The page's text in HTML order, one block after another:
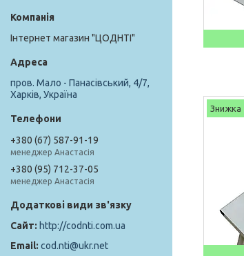
Інтернет магазин "ЦОДНТІ"
пров. Мало - Панасівський, 4/7,
Харків, Україна
+380 (67) 587-91-19
менеджер Анастасія
+380 (95) 712-37-05
менеджер Анастасія
http://codnti.com.ua
cod.nti@ukr.net